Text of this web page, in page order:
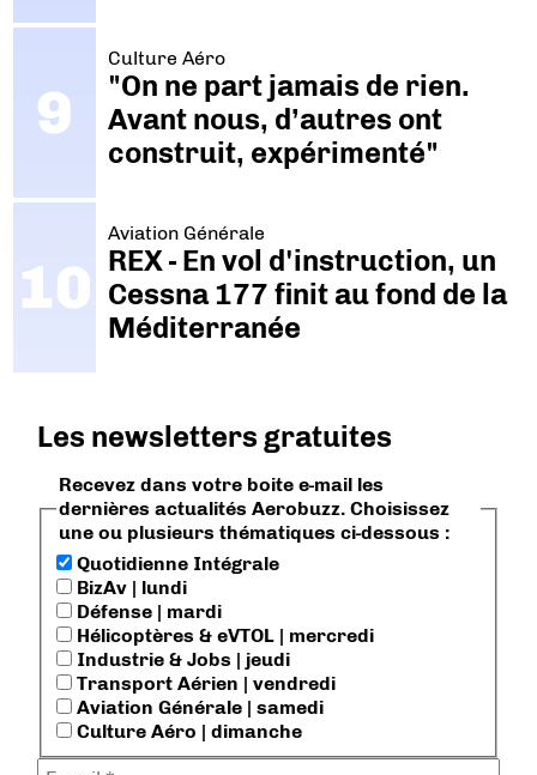
Culture Aéro
"On ne part jamais de rien.
Avant nous, d’autres ont
construit, expérimenté"
Aviation Générale
REX - En vol d'instruction, un
Cessna 177 finit au fond de la
Méditerranée
Les newsletters gratuites
Recevez dans votre boite e-mail les
dernières actualités Aerobuzz. Choisissez
une ou plusieurs thématiques ci-dessous :
Quotidienne Intégrale
BizAv | lundi
Défense | mardi
Hélicoptères & eVTOL | mercredi
Industrie & Jobs | jeudi
Transport Aérien | vendredi
Aviation Générale | samedi
Culture Aéro | dimanche